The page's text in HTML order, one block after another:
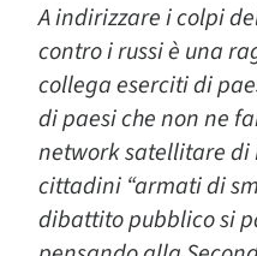
A indirizzare i colpi
contro i russi è una
collega eserciti di
di paesi che non ne
network satellitare di
cittadini “armati di
dibattito pubblico si